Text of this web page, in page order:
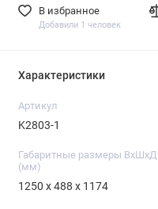
В избранное
Добавили 1 человек
Характеристики
Артикул
K2803-1
Габаритные размеры ВхШхД
(мм)
1250 x 488 x 1174